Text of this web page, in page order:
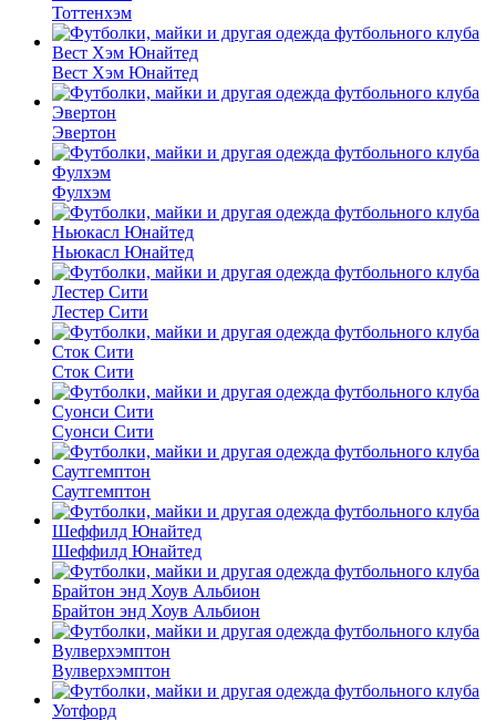
Тоттенхэм
Вест Хэм Юнайтед
Эвертон
Фулхэм
Ньюкасл Юнайтед
Лестер Сити
Сток Сити
Суонси Сити
Саутгемптон
Шеффилд Юнайтед
Брайтон энд Хоув Альбион
Вулверхэмптон